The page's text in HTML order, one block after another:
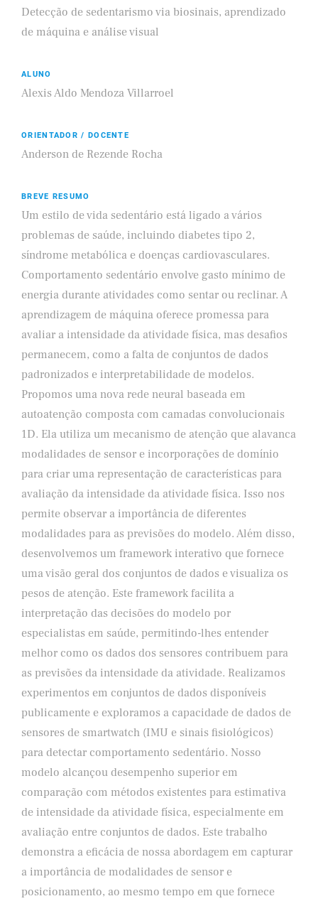
Detecção de sedentarismo via biosinais, aprendizado
de máquina e análise visual
ALUNO
Alexis Aldo Mendoza Villarroel
ORIENTADOR / DOCENTE
Anderson de Rezende Rocha
BREVE RESUMO
Um estilo de vida sedentário está ligado a vários
problemas de saúde, incluindo diabetes tipo 2,
síndrome metabólica e doenças cardiovasculares.
Comportamento sedentário envolve gasto mínimo de
energia durante atividades como sentar ou reclinar. A
aprendizagem de máquina oferece promessa para
avaliar a intensidade da atividade física, mas desafios
permanecem, como a falta de conjuntos de dados
padronizados e interpretabilidade de modelos.
Propomos uma nova rede neural baseada em
autoatenção composta com camadas convolucionais
1D. Ela utiliza um mecanismo de atenção que alavanca
modalidades de sensor e incorporações de domínio
para criar uma representação de características para
avaliação da intensidade da atividade física. Isso nos
permite observar a importância de diferentes
modalidades para as previsões do modelo. Além disso,
desenvolvemos um framework interativo que fornece
uma visão geral dos conjuntos de dados e visualiza os
pesos de atenção. Este framework facilita a
interpretação das decisões do modelo por
especialistas em saúde, permitindo-lhes entender
melhor como os dados dos sensores contribuem para
as previsões da intensidade da atividade. Realizamos
experimentos em conjuntos de dados disponíveis
publicamente e exploramos a capacidade de dados de
sensores de smartwatch (IMU e sinais fisiológicos)
para detectar comportamento sedentário. Nosso
modelo alcançou desempenho superior em
comparação com métodos existentes para estimativa
de intensidade da atividade física, especialmente em
avaliação entre conjuntos de dados. Este trabalho
demonstra a eficácia de nossa abordagem em capturar
a importância de modalidades de sensor e
posicionamento, ao mesmo tempo em que fornece